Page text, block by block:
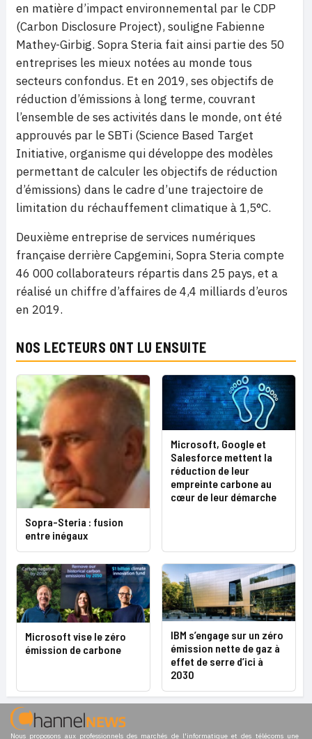
en matière d’impact environnemental par le CDP
(Carbon Disclosure Project), souligne Fabienne
Mathey-Girbig. Sopra Steria fait ainsi partie des 50
entreprises les mieux notées au monde tous
secteurs confondus. Et en 2019, ses objectifs de
réduction d’émissions à long terme, couvrant
l’ensemble de ses activités dans le monde, ont été
approuvés par le SBTi (Science Based Target
Initiative, organisme qui développe des modèles
permettant de calculer les objectifs de réduction
d’émissions) dans le cadre d’une trajectoire de
limitation du réchauffement climatique à 1,5°C.
Deuxième entreprise de services numériques
française derrière Capgemini, Sopra Steria compte
46 000 collaborateurs répartis dans 25 pays, et a
réalisé un chiffre d’affaires de 4,4 milliards d’euros
en 2019.
NOS LECTEURS ONT LU ENSUITE
Sopra-Steria : fusion
entre inégaux
Microsoft, Google et
Salesforce mettent la
réduction de leur
empreinte carbone au
cœur de leur démarche
Microsoft vise le zéro
émission de carbone
IBM s’engage sur un zéro
émission nette de gaz à
effet de serre d’ici à
2030
Nous proposons aux professionnels des marchés de l'informatique et des télécoms une